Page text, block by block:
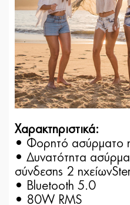
Χαρακτηριστικά:
• Φορητό ασύρματο
• Δυνατότητα
σύνδεσης 2
• Bluetooth 5.0
• 80W RMS